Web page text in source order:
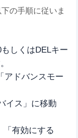
の手順に従いま
しくはDELキー
アドバンスモー
イス」に移動
「有効にする